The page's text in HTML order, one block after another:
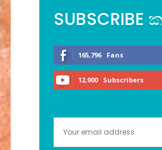
165,796 Fans
12,900 Subscribers